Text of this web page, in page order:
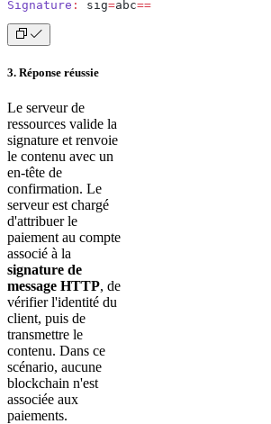
Signature : sig=abc==
3. Réponse réussie
Le serveur de
ressources valide la
signature et renvoie
le contenu avec un
en-tête de
confirmation. Le
serveur est chargé
d'attribuer le
paiement au compte
associé à la
signature de
message HTTP, de
vérifier l'identité du
client, puis de
transmettre le
contenu. Dans ce
scénario, aucune
blockchain n'est
associée aux
paiements.